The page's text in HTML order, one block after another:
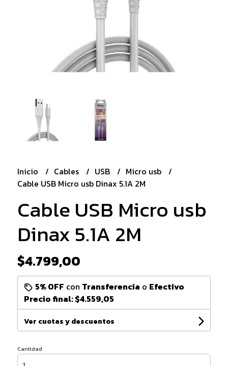
Inicio Cables USB
Micro usb
Cable USB Micro usb Dinax 5.1A 2M
Cable USB Micro usb
Dinax 5.1A 2M
$4.799,00
5% OFF con Transferencia o Efectivo
Precio final:$4.559,05
Ver cuotas y descuentos
Cantidad